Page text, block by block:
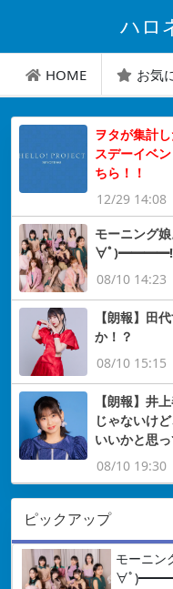
ハロ
HOME お気
ヲタが集計
スデーイベ
ちら！！
12/29 14:08
モーニング
∀ﾟ)━━━━!!
08/10 14:23
【朗報】田
か！？
08/10 15:15
【朗報】井
じゃないけ
いいかと思っ
08/10 19:30
ピックアップ
モーニ
∀ﾟ